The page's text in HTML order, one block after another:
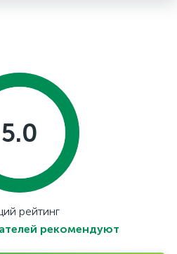
5.0
рейтинг
рекомендуют